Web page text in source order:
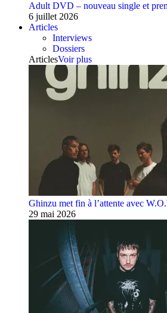
Adult DVD – nouveau single et
6 juillet 2026
Articles
Interviews
Dossiers
ArticlesVoir plus
Ghinzu met fin à l’attente avec
29 mai 2026